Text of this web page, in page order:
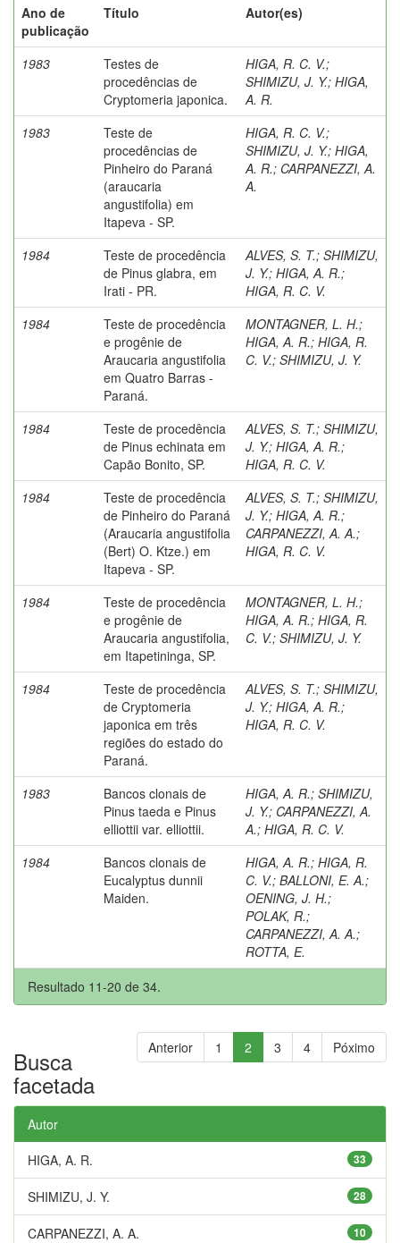
Ano de
publicação
Título Autor(es)
1983
Testes de
procedências de
Cryptomeria japonica.
HIGA, R. C. V.;
SHIMIZU, J. Y.; HIGA,
A. R.
1983
Teste de
procedências de
Pinheiro do Paraná
(araucaria
angustifolia) em
Itapeva - SP.
HIGA, R. C. V.;
SHIMIZU, J. Y.; HIGA,
A. R.; CARPANEZZI, A.
A.
1984
Teste de procedência
de Pinus glabra, em
Irati - PR.
ALVES, S. T.; SHIMIZU,
J. Y.; HIGA, A. R.;
HIGA, R. C. V.
1984
Teste de procedência
e progênie de
Araucaria angustifolia
em Quatro Barras -
Paraná.
MONTAGNER, L. H.;
HIGA, A. R.; HIGA, R.
C. V.; SHIMIZU, J. Y.
1984
Teste de procedência
de Pinus echinata em
Capão Bonito, SP.
ALVES, S. T.; SHIMIZU,
J. Y.; HIGA, A. R.;
HIGA, R. C. V.
1984
Teste de procedência
de Pinheiro do Paraná
(Araucaria angustifolia
(Bert) O. Ktze.) em
Itapeva - SP.
ALVES, S. T.; SHIMIZU,
J. Y.; HIGA, A. R.;
CARPANEZZI, A. A.;
HIGA, R. C. V.
1984
Teste de procedência
e progênie de
Araucaria angustifolia,
em Itapetininga, SP.
MONTAGNER, L. H.;
HIGA, A. R.; HIGA, R.
C. V.; SHIMIZU, J. Y.
1984
Teste de procedência
de Cryptomeria
japonica em três
regiões do estado do
Paraná.
ALVES, S. T.; SHIMIZU,
J. Y.; HIGA, A. R.;
HIGA, R. C. V.
1983
Bancos clonais de
Pinus taeda e Pinus
elliottii var. elliottii.
HIGA, A. R.; SHIMIZU,
J. Y.; CARPANEZZI, A.
A.; HIGA, R. C. V.
1984
Bancos clonais de
Eucalyptus dunnii
Maiden.
HIGA, A. R.; HIGA, R.
C. V.; BALLONI, E. A.;
OENING, J. H.;
POLAK, R.;
CARPANEZZI, A. A.;
ROTTA, E.
Resultado 11-20 de 34.
Anterior 1 2 3 4 Póximo
Busca
facetada
Autor
33
HIGA, A. R.
28
SHIMIZU, J. Y.
10
CARPANEZZI, A. A.